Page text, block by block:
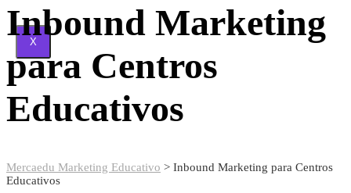
X
Inbound Marketing
para Centros
Educativos
Mercaedu Marketing Educativo > Inbound Marketing para Centros
Educativos